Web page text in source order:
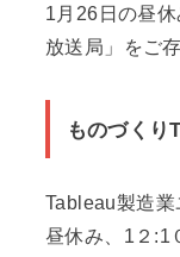
1月26日の昼
放送局」をご
ものづくり
Tableau製造
昼休み、1２:1